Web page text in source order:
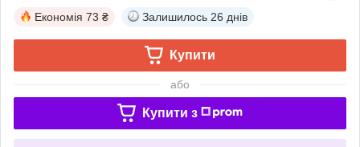
Економія 73 ₴ Залишилось 26 днів
Купити
або
Купити з